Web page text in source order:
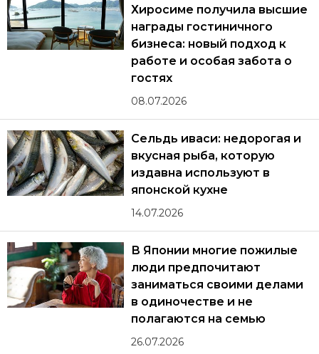
Хиросиме получила высшие
награды гостиничного
бизнеса: новый подход к
работе и особая забота о
гостях
08.07.2026
Сельдь иваси: недорогая и
вкусная рыба, которую
издавна используют в
японской кухне
14.07.2026
В Японии многие пожилые
люди предпочитают
заниматься своими делами
в одиночестве и не
полагаются на семью
26.07.2026